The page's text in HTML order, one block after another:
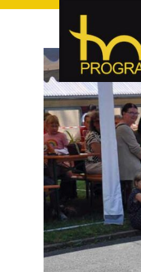
hof-
hof-programm – das